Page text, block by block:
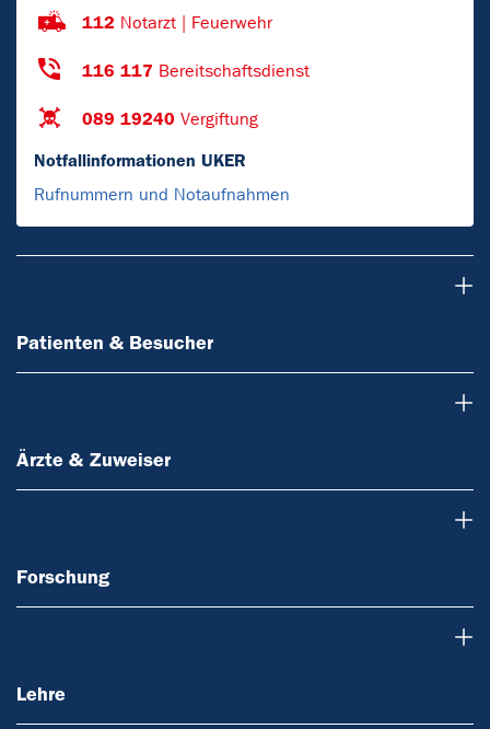
112 Notarzt | Feuerwehr
116 117 Bereitschaftsdienst
089 19240 Vergiftung
Notfallinformationen UKER
Rufnummern und Notaufnahmen
Patienten & Besucher
Ärzte & Zuweiser
Forschung
Lehre